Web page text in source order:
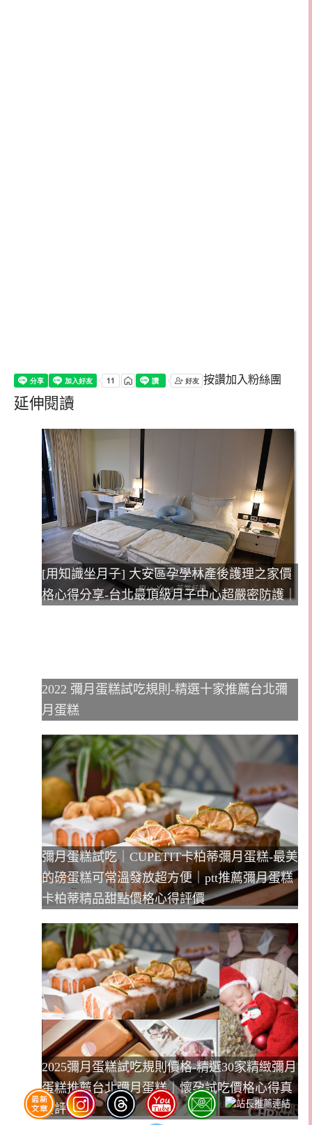
按讚加入粉絲團
延伸閱讀
[用知識坐月子] 大安區孕學林產後護理之家價
格心得分享-台北最頂級月子中心超嚴密防護｜
2022 彌月蛋糕試吃規則-精選十家推薦台北彌
月蛋糕
彌月蛋糕試吃｜CUPETIT卡柏蒂彌月蛋糕-最美
的磅蛋糕可常溫發放超方便｜ptt推薦彌月蛋糕
卡柏蒂精品甜點價格心得評價
2025彌月蛋糕試吃規則價格-精選30家精緻彌月
蛋糕推薦台北彌月蛋糕｜懷孕試吃價格心得真
實評比